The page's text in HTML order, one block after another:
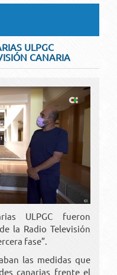
ULPGC
CANARIA
ULPGC fueron
la Radio Televisión
fase”.
las medidas que
canarias frente el